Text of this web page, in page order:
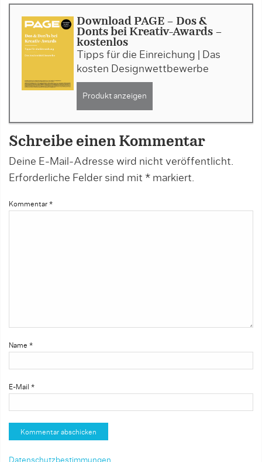
Download PAGE - Dos &
Donts bei Kreativ-Awards -
kostenlos
Tipps für die Einreichung | Das
kosten Designwettbewerbe
Produkt anzeigen
Schreibe einen Kommentar
Deine E-Mail-Adresse wird nicht veröffentlicht.
Erforderliche Felder sind mit * markiert.
Kommentar *
Name *
E-Mail *